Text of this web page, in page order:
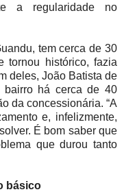
a regularidade no
tem cerca de 30
tornou histórico, fazia
deles, João Batista de
bairro há cerca de 40
da concessionária. “A
e, infelizmente,
É bom saber que
que durou tanto
básico